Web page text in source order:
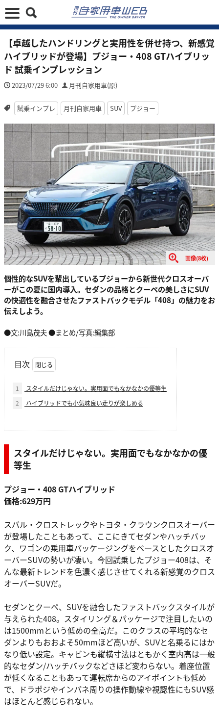
【卓越したハンドリングと実用性を併せ持つ、新感覚
ハイブリッドが登場】プジョー・408 GTハイブリッ
ド 試乗インプレッション
2023/07/29 6:00 月刊自家用車(原)
試乗インプレ 月刊自家用車 SUV プジョー
画像(8枚)
個性的なSUVを輩出しているプジョーから新世代クロスオーバ
ーがこの夏に国内導入。セダンの品格とクーペの美しさにSUV
の快適性を融合させたファストバックモデル「408」の魅力をお
伝えしよう。
●文:川島茂夫 ●まとめ/写真:編集部
目次
1
スタイルだけじゃない。実用面でもなかなかの優等生
2
ハイブリッドでも小気味良い走りが楽しめる
スタイルだけじゃない。実用面でもなかなかの優
等生
プジョー・408 GTハイブリッド
価格:629万円
スバル・クロストレックやトヨタ・クラウンクロスオーバー
が登場したこともあって、ここにきてセダンやハッチバッ
ク、ワゴンの乗用車パッケージングをベースとしたクロスオ
ーバーSUVの勢いが凄い。今回試乗したプジョー408は、そ
んな最新トレンドを色濃く感じさせてくれる新感覚のクロス
オーバーSUVだ。
セダンとクーペ、SUVを融合したファストバックスタイルが
与えられた408。スタイリング＆パッケージで注目したいの
は1500mmという低めの全高だ。このクラスの平均的なセ
ダンよりもおおよそ50mmほど高いが、SUVと名乗るにはか
なり低い設定。キャビンも縦横寸法はともかく室内高は一般
的なセダン/ハッチバックなどさほど変わらない。着座位置
が低くなることもあって運転席からのアイポイントも低め
で、ドラポジやインパネ周りの操作動線や視認性にもSUV感
はほとんど感じられない。